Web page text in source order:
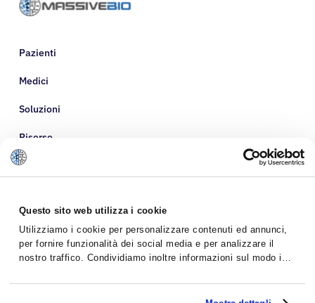
Questo sito web utilizza i cookie
Utilizziamo i cookie per personalizzare contenuti ed annunci,
per fornire funzionalità dei social media e per analizzare il
nostro traffico. Condividiamo inoltre informazioni sul modo in
analisi dei dati web, pubblicità e social media, i quali
potrebbero combinarle con altre informazioni che hai fornito
Pazienti
Medici
Soluzioni
Risorse
Informazioni su di noi